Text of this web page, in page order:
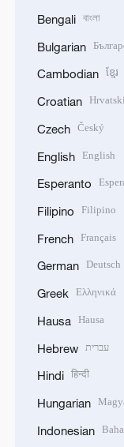
Bengali বাংলা
Bulgarian
Cambodian ខ្មែរ
Croatian Hrvatski
Czech Český
English English
Esperanto
Filipino Filipino
French Français
German Deutsch
Greek Ελληνικά
Hausa Hausa
Hebrew עברית
Hindi हिन्दी
Hungarian
Indonesian